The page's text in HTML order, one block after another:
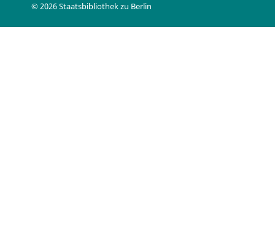
© 2026 Staatsbibliothek zu Berlin